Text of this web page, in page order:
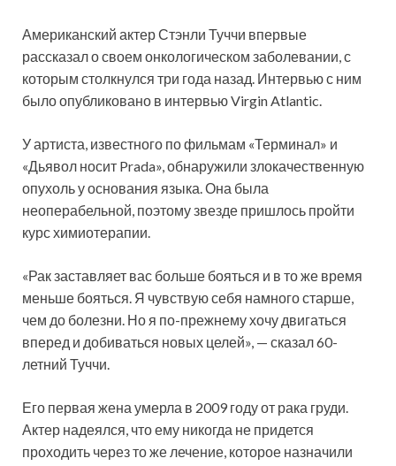
Американский актер Стэнли Туччи впервые
рассказал о своем онкологическом заболевании, с
которым столкнулся три года назад. Интервью с ним
было опубликовано в интервью Virgin Atlantic.
У артиста, известного по фильмам «Терминал» и
«Дьявол носит Prada», обнаружили злокачественную
опухоль у основания языка. Она была
неоперабельной, поэтому звезде пришлось пройти
курс химиотерапии.
«Рак заставляет вас больше бояться и в то же время
меньше бояться. Я чувствую себя намного старше,
чем до болезни. Но я по-прежнему хочу двигаться
вперед и добиваться новых целей», — сказал 60-
летний Туччи.
Его первая жена умерла в 2009 году от рака груди.
Актер надеялся, что ему никогда не придется
проходить через то же лечение, которое назначили